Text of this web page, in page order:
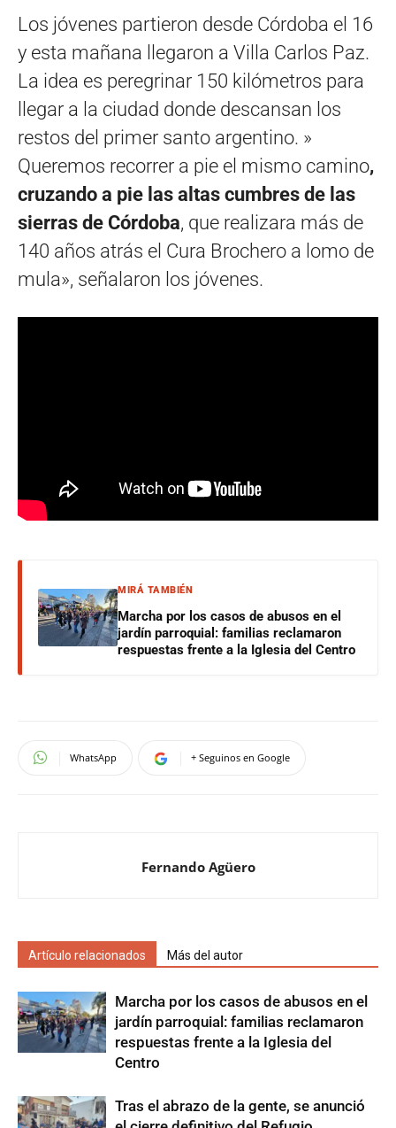
Los jóvenes partieron desde Córdoba el 16
y esta mañana llegaron a Villa Carlos Paz.
La idea es peregrinar 150 kilómetros para
llegar a la ciudad donde descansan los
restos del primer santo argentino. »
Queremos recorrer a pie el mismo camino,
cruzando a pie las altas cumbres de las
sierras de Córdoba, que realizara más de
140 años atrás el Cura Brochero a lomo de
mula», señalaron los jóvenes.
MIRÁ TAMBIÉN
Marcha por los casos de abusos en el
jardín parroquial: familias reclamaron
respuestas frente a la Iglesia del Centro
WhatsApp + Seguinos en Google
Fernando Agüero
Artículo relacionados Más del autor
Marcha por los casos de abusos en el
jardín parroquial: familias reclamaron
respuestas frente a la Iglesia del
Centro
Tras el abrazo de la gente, se anunció